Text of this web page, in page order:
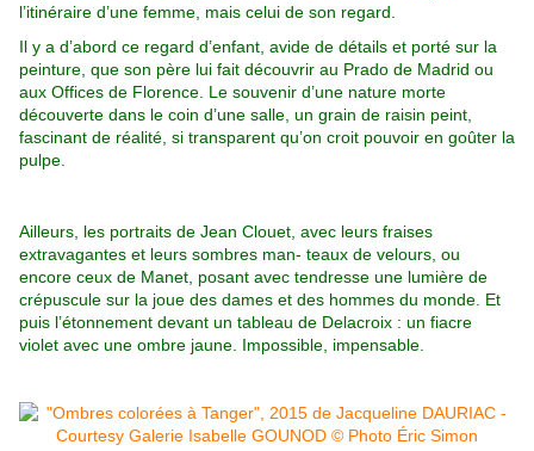
l’itinéraire d’une femme, mais celui de son regard.
Il y a d’abord ce regard d’enfant, avide de détails et porté sur la
peinture, que son père lui fait découvrir au Prado de Madrid ou
aux Offices de Florence. Le souvenir d’une nature morte
découverte dans le coin d’une salle, un grain de raisin peint,
fascinant de réalité, si transparent qu’on croit pouvoir en goûter la
pulpe.
Ailleurs, les portraits de Jean Clouet, avec leurs fraises
extravagantes et leurs sombres man- teaux de velours, ou
encore ceux de Manet, posant avec tendresse une lumière de
crépuscule sur la joue des dames et des hommes du monde. Et
puis l’étonnement devant un tableau de Delacroix : un fiacre
violet avec une ombre jaune. Impossible, impensable.